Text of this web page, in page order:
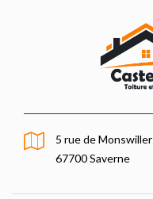
5 rue de Monswiller
67700 Saverne